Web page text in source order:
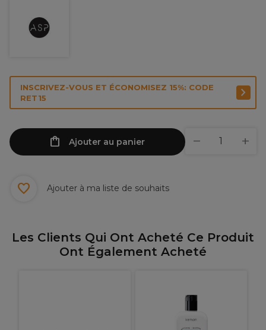
INSCRIVEZ-VOUS ET ÉCONOMISEZ 15%: CODE
RET15
Ajouter au panier
Ajouter à ma liste de souhaits
Les Clients Qui Ont Acheté Ce Produit
Ont Également Acheté